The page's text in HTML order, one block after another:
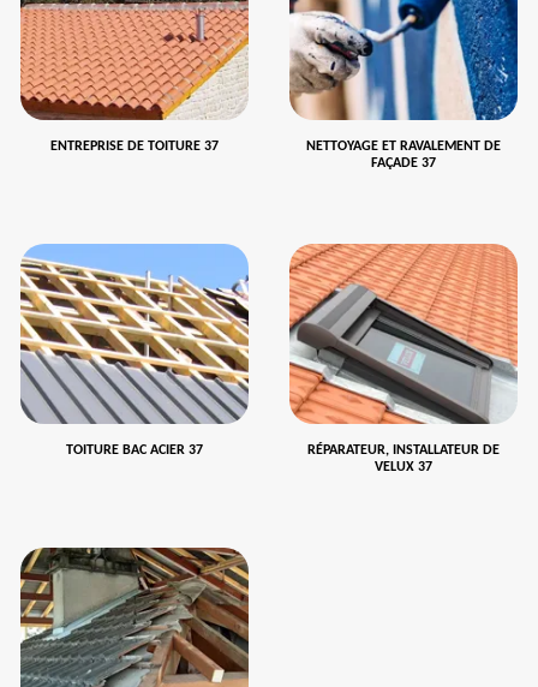
ENTREPRISE DE TOITURE 37
NETTOYAGE ET RAVALEMENT DE
FAÇADE 37
TOITURE BAC ACIER 37
RÉPARATEUR, INSTALLATEUR DE
VELUX 37